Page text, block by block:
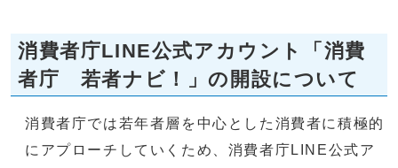
消費者庁LINE公式アカウント「消費
者庁 若者ナビ！」の開設について
消費者庁では若年者層を中心とした消費者に積極的
にアプローチしていくため、消費者庁LINE公式ア